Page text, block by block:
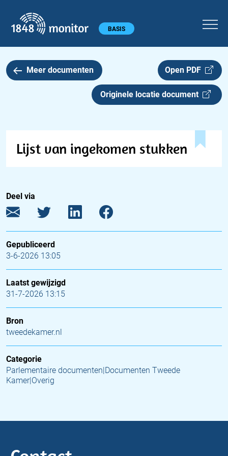
Hoofdmenu BASIS
Meer documenten Open PDF
Originele locatie document
Lijst van ingekomen stukken
Deel via
Gepubliceerd
3-6-2026 13:05
Laatst gewijzigd
31-7-2026 13:15
Bron
tweedekamer.nl
Categorie
Parlementaire documenten|Documenten Tweede
Kamer|Overig